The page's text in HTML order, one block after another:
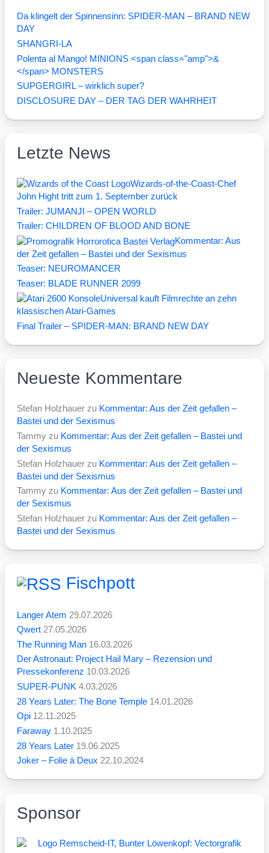
Da klingelt der Spinnensinn: SPIDER-MAN – BRAND NEW
DAY
SHANGRI-LA
Polenta al Mango! MINIONS <span class="amp">&
</span> MONSTERS
SUPGERGIRL – wirklich super?
DISCLOSURE DAY – DER TAG DER WAHRHEIT
Letzte News
Wizards-of-the-Coast-Chef
John Hight tritt zum 1. September zurück
Trailer: JUMANJI – OPEN WORLD
Trailer: CHILDREN OF BLOOD AND BONE
Kommentar: Aus
der Zeit gefallen – Bastei und der Sexismus
Teaser: NEUROMANCER
Teaser: BLADE RUNNER 2099
Universal kauft Filmrechte an zehn
klassischen Atari-Games
Final Trailer – SPIDER-MAN: BRAND NEW DAY
Neueste Kommentare
Stefan Holzhauer zu Kommentar: Aus der Zeit gefallen –
Bastei und der Sexismus
Tammy zu Kommentar: Aus der Zeit gefallen – Bastei und
der Sexismus
Stefan Holzhauer zu Kommentar: Aus der Zeit gefallen –
Bastei und der Sexismus
Tammy zu Kommentar: Aus der Zeit gefallen – Bastei und
der Sexismus
Stefan Holzhauer zu Kommentar: Aus der Zeit gefallen –
Bastei und der Sexismus
Fischpott
Langer Atem 29.07.2026
Qwert 27.05.2026
The Running Man 16.03.2026
Der Astronaut: Project Hail Mary – Rezension und
Pressekonferenz 10.03.2026
SUPER-PUNK 4.03.2026
28 Years Later: The Bone Temple 14.01.2026
Opi 12.11.2025
Faraway 1.10.2025
28 Years Later 19.06.2025
Joker – Folie à Deux 22.10.2024
Sponsor